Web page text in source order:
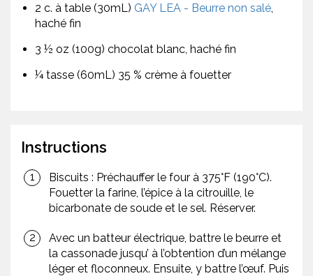
2 c. à table (30mL) GAY LEA - Beurre non salé,
haché fin
3 ½ oz (100g) chocolat blanc, haché fin
¼ tasse (60mL) 35 % crème à fouetter
Instructions
Biscuits : Préchauffer le four à 375°F (190°C).
Fouetter la farine, l’épice à la citrouille, le
bicarbonate de soude et le sel. Réserver.
Avec un batteur électrique, battre le beurre et
la cassonade jusqu’ à l’obtention d’un mélange
léger et floconneux. Ensuite, y battre l’œuf. Puis